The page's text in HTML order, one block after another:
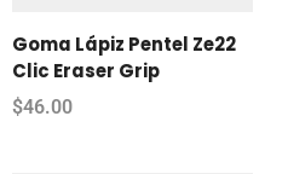
Goma Lápiz Pentel Ze22
Clic Eraser Grip
$46.00